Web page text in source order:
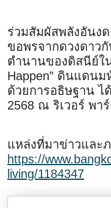
ร่วมสัมผัสพลังอันง
ขอพรจากดวงดาว
ตำนานของดิสนีย์ใน
Happen” ดินแดนม
ด้วยการอธิษฐาน
2568 ณ ริเวอร์ พา
แหล่งที่มาข่าวและ
https://
living/1184347